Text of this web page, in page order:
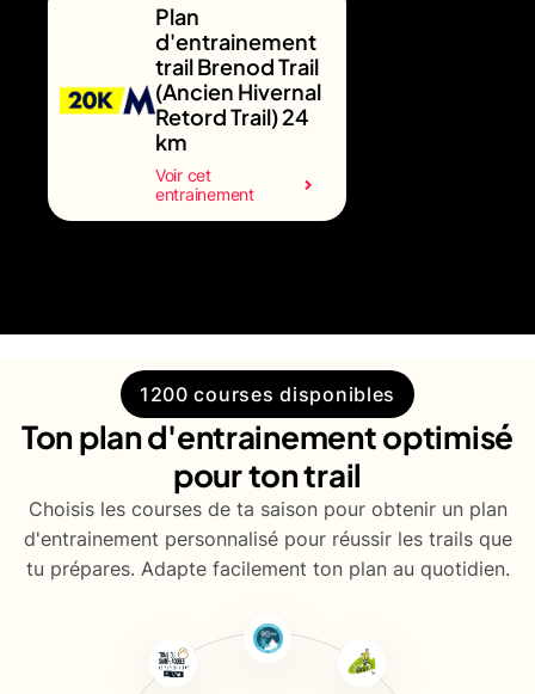
Plan
d'entrainement
trail Brenod Trail
(Ancien Hivernal
Retord Trail) 24
km
Voir cet
entrainement
1200 courses disponibles
Ton plan d'entrainement optimisé
pour ton trail
Choisis les courses de ta saison pour obtenir un plan
d'entrainement personnalisé pour réussir les trails que
tu prépares. Adapte facilement ton plan au quotidien.